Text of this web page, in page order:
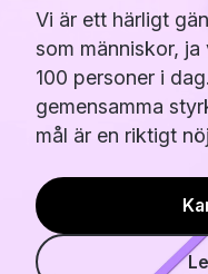
Vi är ett härligt
som människor,
100 personer i
gemensamma
mål är en riktigt